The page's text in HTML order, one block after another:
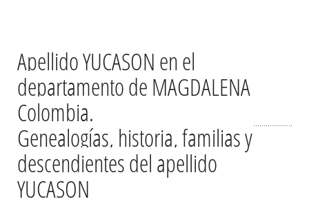
Apellido YUCASON en el
departamento de MAGDALENA
Colombia.
Genealogías, historia, familias y
descendientes del apellido
YUCASON